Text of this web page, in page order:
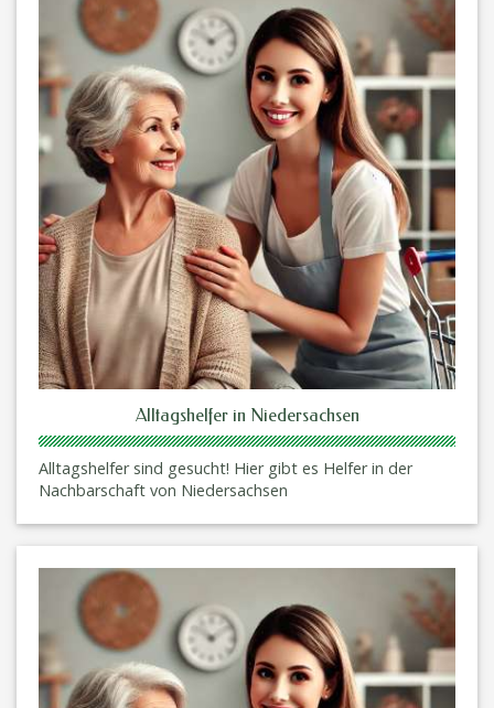
Alltagshelfer in Niedersachsen
Alltagshelfer sind gesucht! Hier gibt es Helfer in der
Nachbarschaft von Niedersachsen